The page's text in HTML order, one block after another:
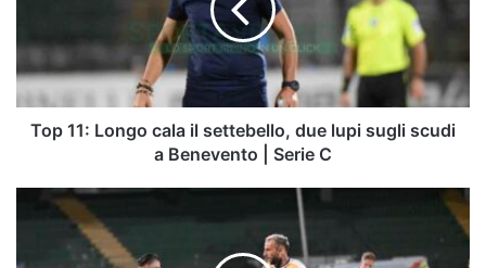
lupi
sugli
scudi
Top 11: Longo cala il settebello, due lupi sugli scudi
a Benevento | Serie C
Squalificato
Tribuzzi,